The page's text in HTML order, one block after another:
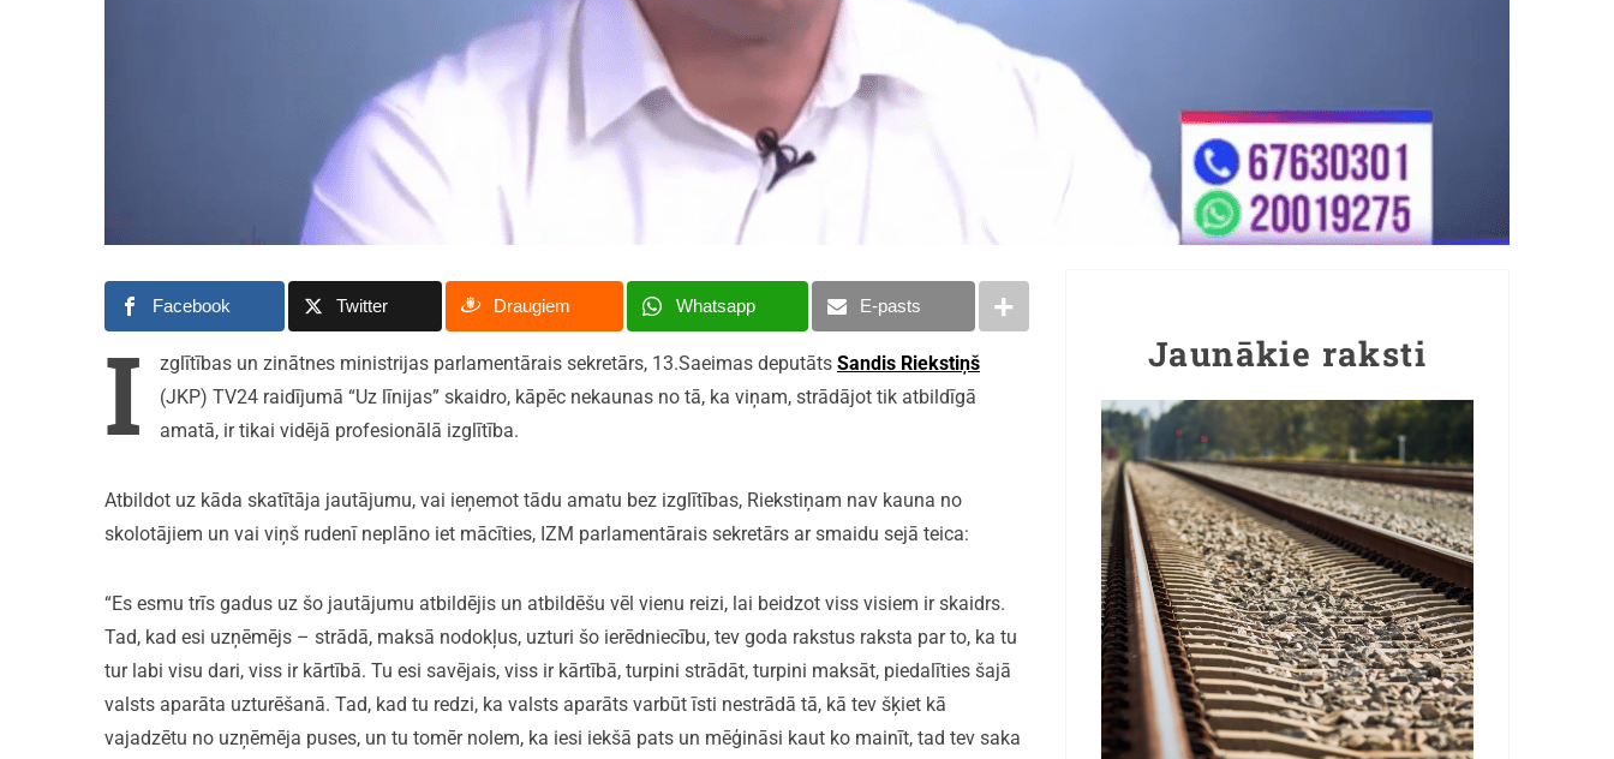
Facebook Twitter Draugiem Whatsapp E-pasts
I zglītības un zinātnes ministrijas parlamentārais sekretārs, 13.Saeimas deputāts Sandis Riekstiņš
(JKP) TV24 raidījumā “Uz līnijas” skaidro, kāpēc nekaunas no tā, ka viņam, strādājot tik atbildīgā
amatā, ir tikai vidējā profesionālā izglītība.
Atbildot uz kāda skatītāja jautājumu, vai ieņemot tādu amatu bez izglītības, Riekstiņam nav kauna no
skolotājiem un vai viņš rudenī neplāno iet mācīties, IZM parlamentārais sekretārs ar smaidu sejā teica:
“Es esmu trīs gadus uz šo jautājumu atbildējis un atbildēšu vēl vienu reizi, lai beidzot viss visiem ir skaidrs.
Tad, kad esi uzņēmējs – strādā, maksā nodokļus, uzturi šo ierēdniecību, tev goda rakstus raksta par to, ka tu
tur labi visu dari, viss ir kārtībā. Tu esi savējais, viss ir kārtībā, turpini strādāt, turpini maksāt, piedalīties šajā
valsts aparāta uzturēšanā. Tad, kad tu redzi, ka valsts aparāts varbūt īsti nestrādā tā, kā tev šķiet kā
vajadzētu no uzņēmēja puses, un tu tomēr nolem, ka iesi iekšā pats un mēģināsi kaut ko mainīt, tad tev saka
Jaunākie raksti